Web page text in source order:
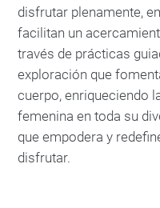
disfrutar plenamente,
facilitan un
través de prácticas
exploración que
cuerpo, enriqueciendo
femenina en toda su
que empodera y
disfrutar.